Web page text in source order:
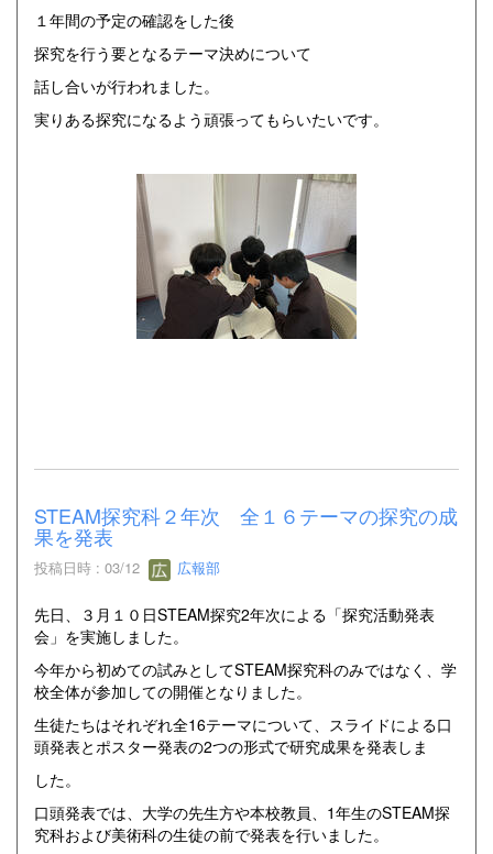
１年間の予定の確認をした後
探究を行う要となるテーマ決めについて
話し合いが行われました。
実りある探究になるよう頑張ってもらいたいです。
STEAM探究科２年次 全１６テーマの探究の成
果を発表
投稿日時 : 03/12 広報部
先日、３月１０日STEAM探究2年次による「探究活動発表
会」を実施しました。
今年から初めての試みとしてSTEAM探究科のみではなく、学
校全体が参加しての開催となりました。
生徒たちはそれぞれ全16テーマについて、スライドによる口
頭発表とポスター発表の2つの形式で研究成果を発表しま
した。
口頭発表では、大学の先生方や本校教員、1年生のSTEAM探
究科および美術科の生徒の前で発表を行いました。